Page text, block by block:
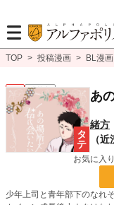
TOP > 投稿漫画 > BL漫画
BL 連載中 あ
緒方
（
お気に入
少年上司と青年部下のなれ